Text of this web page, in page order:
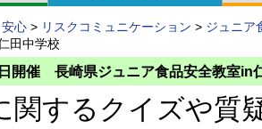
心 > リスクコミュニケーション > ジュニア
田中学校
開催 長崎県ジュニア食品安全教室in
関するクイズや質